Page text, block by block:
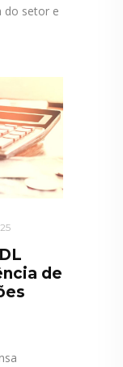
do setor e
de